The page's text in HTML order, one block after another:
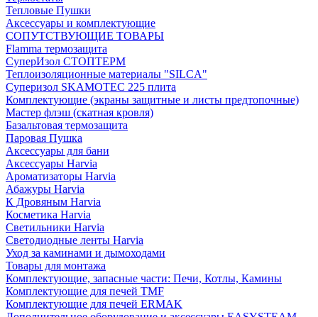
Тепловые Пушки
Аксессуары и комплектующие
СОПУТСТВУЮЩИЕ ТОВАРЫ
Flamma термозащита
СуперИзол СТОПТЕРМ
Теплоизоляционные материалы "SILCA"
Суперизол SKAMOTEC 225 плита
Комплектующие (экраны защитные и листы предтопочные)
Мастер флэш (скатная кровля)
Базальтовая термозащита
Паровая Пушка
Аксессуары для бани
Аксессуары Harvia
Ароматизаторы Harvia
Абажуры Harvia
К Дровяным Harvia
Косметика Harvia
Светильники Harvia
Светодиодные ленты Harvia
Уход за каминами и дымоходами
Товары для монтажа
Комплектующие, запасные части: Печи, Котлы, Камины
Комплектующие для печей TMF
Комплектующие для печей ERMAK